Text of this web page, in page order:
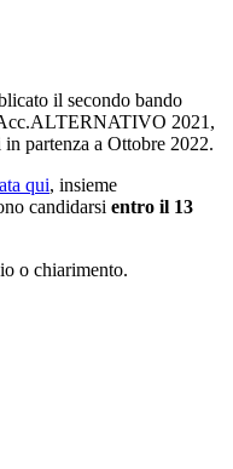
il secondo bando
2021,
partenza a Ottobre 2022.
qui, insieme
candidarsi entro il 13
o chiarimento.